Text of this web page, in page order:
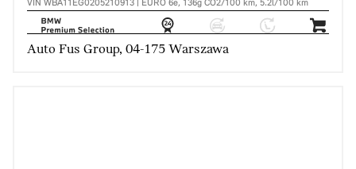
VIN WBA11EG0205210913 | EURO 6e, 136g CO2/100 km, 5.2l/100 km
Auto Fus Group, 04-175 Warszawa